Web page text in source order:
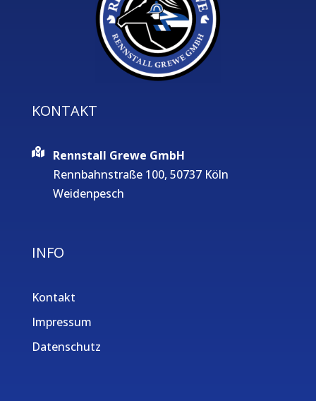
KONTAKT
Rennstall Grewe GmbH
Rennbahnstraße 100, 50737 Köln
Weidenpesch
INFO
Kontakt
Impressum
Datenschutz